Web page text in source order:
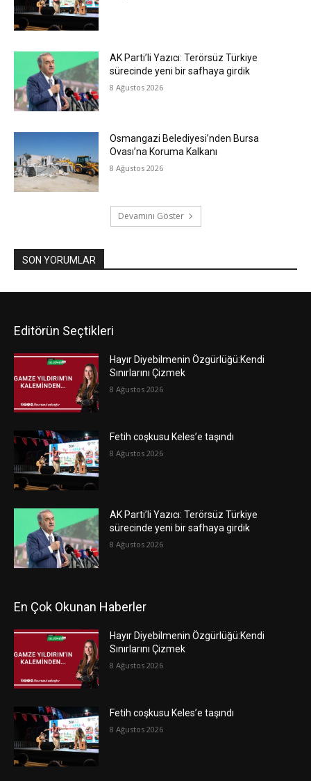
AK Parti’li Yazıcı: Terörsüz Türkiye
sürecinde yeni bir safhaya girdik
8 Ağustos 2026
Osmangazi Belediyesi’nden Bursa
Ovası’na Koruma Kalkanı
8 Ağustos 2026
Devamını Göster
SON YORUMLAR
Editörün Seçtikleri
Hayır Diyebilmenin Özgürlüğü:Kendi
Sınırlarını Çizmek
8 Ağustos 2026
Fetih coşkusu Keles’e taşındı
8 Ağustos 2026
AK Parti’li Yazıcı: Terörsüz Türkiye
sürecinde yeni bir safhaya girdik
8 Ağustos 2026
En Çok Okunan Haberler
Hayır Diyebilmenin Özgürlüğü:Kendi
Sınırlarını Çizmek
8 Ağustos 2026
Fetih coşkusu Keles’e taşındı
8 Ağustos 2026